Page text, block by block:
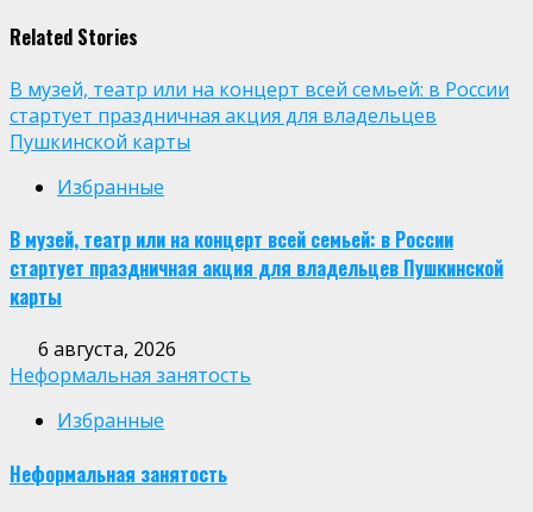
Related Stories
В музей, театр или на концерт всей семьей: в России
стартует праздничная акция для владельцев
Пушкинской карты
Избранные
В музей, театр или на концерт всей семьей: в России
стартует праздничная акция для владельцев Пушкинской
карты
6 августа, 2026
Неформальная занятость
Избранные
Неформальная занятость